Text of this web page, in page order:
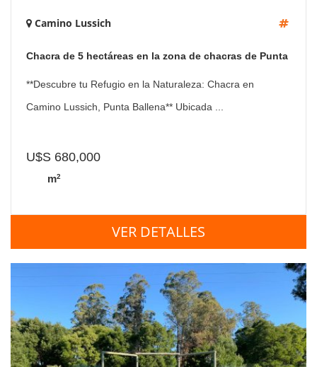
Camino Lussich
Chacra de 5 hectáreas en la zona de chacras de Punta
Ballena
**Descubre tu Refugio en la Naturaleza: Chacra en
Camino Lussich, Punta Ballena** Ubicada ...
U$S 680,000
m2
VER DETALLES